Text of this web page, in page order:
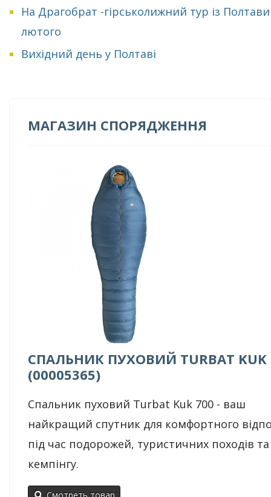
На Драгобрат -гірськолижний тур із
лютого
Вихідний день у Полтаві
МАГАЗИН СПОРЯДЖЕННЯ
СПАЛЬНИК ПУХОВИЙ TURBAT KUK
(00005365)
Спальник пуховий Turbat Kuk 700 - ваш
найкращий спутник для комфортного
під час подорожей, туристичних походів та
кемпінгу.
Смотреть товар